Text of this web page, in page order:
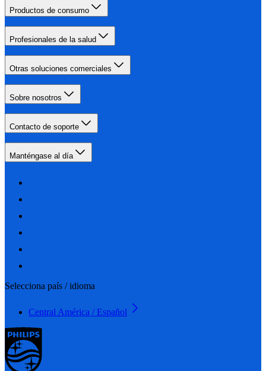
Productos de consumo
Profesionales de la salud
Otras soluciones comerciales
Sobre nosotros
Contacto de soporte
Manténgase al día
Selecciona país / idioma
Central América / Español